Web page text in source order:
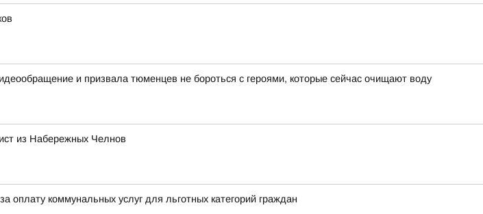
и призвала тюменцев не бороться с героями, которые сейчас очищают воду
из Набережных Челнов
оплату коммунальных услуг для льготных категорий граждан